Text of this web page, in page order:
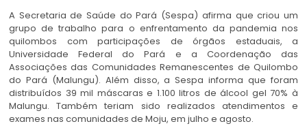
A Secretaria de Saúde do Pará (Sespa) afirma que criou um
grupo de trabalho para o enfrentamento da pandemia nos
quilombos com participações de órgãos estaduais, a
Universidade Federal do Pará e a Coordenação das
Associações das Comunidades Remanescentes de Quilombo
do Pará (Malungu). Além disso, a Sespa informa que foram
distribuídos 39 mil máscaras e 1.100 litros de álcool gel 70% à
Malungu. Também teriam sido realizados atendimentos e
exames nas comunidades de Moju, em julho e agosto.